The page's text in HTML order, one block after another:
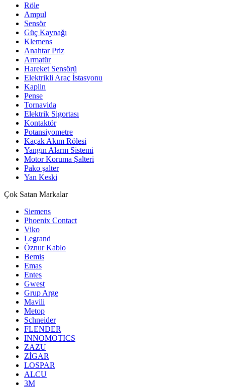
Röle
Ampul
Sensör
Güç Kaynağı
Klemens
Anahtar Priz
Armatür
Hareket Sensörü
Elektrikli Araç İstasyonu
Kaplin
Pense
Tornavida
Elektrik Sigortası
Kontaktör
Potansiyometre
Kaçak Akım Rölesi
Yangın Alarm Sistemi
Motor Koruma Şalteri
Pako şalter
Yan Keski
Çok Satan Markalar
Siemens
Phoenix Contact
Viko
Legrand
Öznur Kablo
Bemis
Emas
Entes
Gwest
Grup Arge
Mavili
Metop
Schneider
FLENDER
INNOMOTICS
ZAZU
ZİGAR
LOSPAR
ALCU
3M